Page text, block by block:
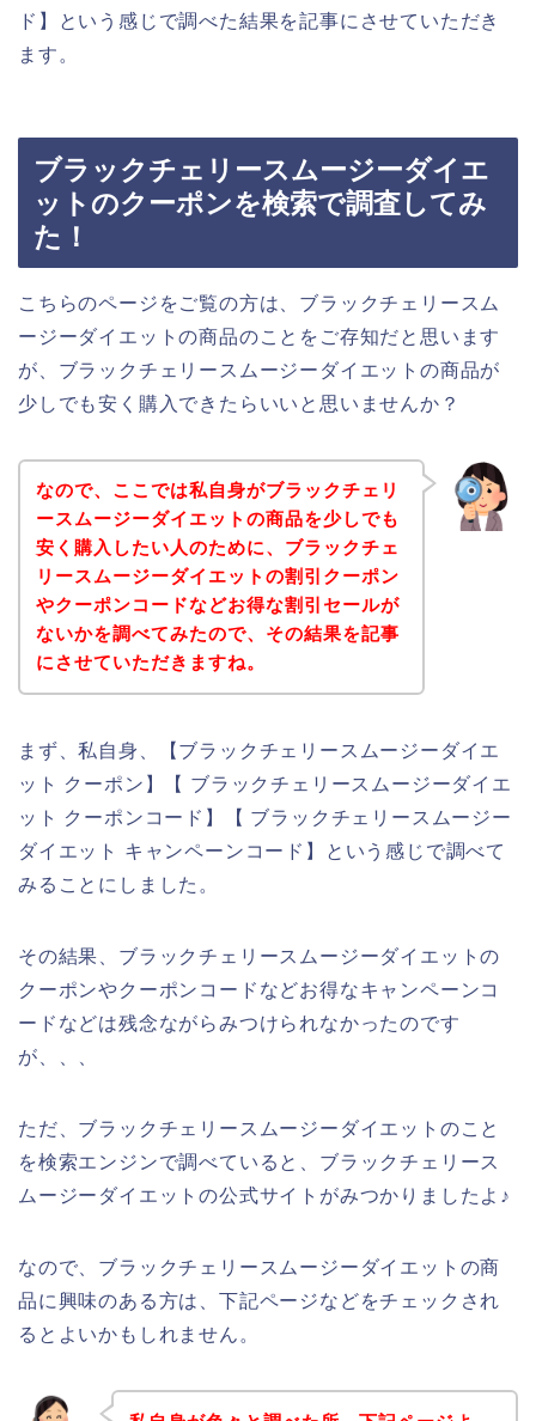
ド】という感じで調べた結果を記事にさせていただき
ます。
ブラックチェリースムージーダイエ
ットのクーポンを検索で調査してみ
た！
こちらのページをご覧の方は、ブラックチェリースム
ージーダイエットの商品のことをご存知だと思います
が、ブラックチェリースムージーダイエットの商品が
少しでも安く購入できたらいいと思いませんか？
なので、ここでは私自身がブラックチェリ
ースムージーダイエットの商品を少しでも
安く購入したい人のために、ブラックチェ
リースムージーダイエットの割引クーポン
やクーポンコードなどお得な割引セールが
ないかを調べてみたので、その結果を記事
にさせていただきますね。
まず、私自身、【ブラックチェリースムージーダイエ
ット クーポン】【 ブラックチェリースムージーダイエ
ット クーポンコード】【 ブラックチェリースムージー
ダイエット キャンペーンコード】という感じで調べて
みることにしました。
その結果、ブラックチェリースムージーダイエットの
クーポンやクーポンコードなどお得なキャンペーンコ
ードなどは残念ながらみつけられなかったのです
が、、、
ただ、ブラックチェリースムージーダイエットのこと
を検索エンジンで調べていると、ブラックチェリース
ムージーダイエットの公式サイトがみつかりましたよ♪
なので、ブラックチェリースムージーダイエットの商
品に興味のある方は、下記ページなどをチェックされ
るとよいかもしれません。